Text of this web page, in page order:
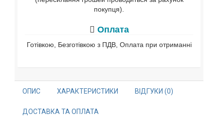
покупця).
Оплата
Готівкою, Безготівкою з ПДВ, Оплата при отриманні
ОПИС ХАРАКТЕРИСТИКИ ВІДГУКИ (0)
ДОСТАВКА ТА ОПЛАТА